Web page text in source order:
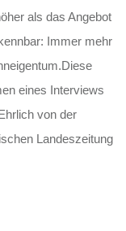
als das Angebot
Immer mehr
eines Interviews
von der
Landeszeitung